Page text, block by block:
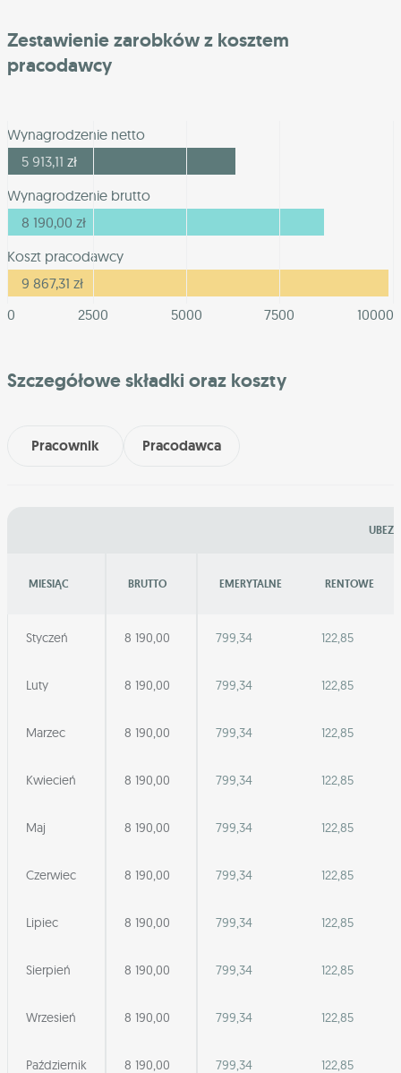
Zestawienie zarobków z kosztem
pracodawcy
Wynagrodzenie netto
5 913,11 zł
Wynagrodzenie brutto
8 190,00 zł
Koszt pracodawcy
9 867,31 zł
0
2500 5000 7500 10000
Szczegółowe składki oraz koszty
Pracownik Pracodawca
MIESIĄC BRUTTO EMERYTALNE RENTOWE
Styczeń 8 190,00 799,34 122,85
Luty 8 190,00 799,34 122,85
Marzec 8 190,00 799,34 122,85
Kwiecień 8 190,00 799,34 122,85
Maj 8 190,00 799,34 122,85
Czerwiec 8 190,00 799,34 122,85
Lipiec 8 190,00 799,34 122,85
Sierpień 8 190,00 799,34 122,85
Wrzesień 8 190,00 799,34 122,85
Październik 8 190,00 799,34 122,85